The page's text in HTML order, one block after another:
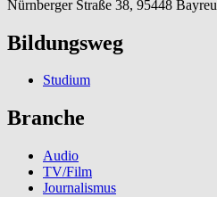
Nürnberger Straße 38, 95448
Bildungsweg
Studium
Branche
Audio
TV/Film
Journalismus